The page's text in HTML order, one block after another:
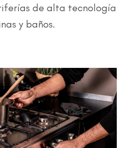
de alta tecnología
y baños.